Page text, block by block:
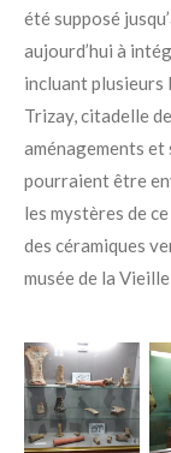
été supposé
aujourd’hui à
incluant plusieurs
Trizay, citadelle
aménagements
pourraient être
les mystères de
des céramiques
musée de la